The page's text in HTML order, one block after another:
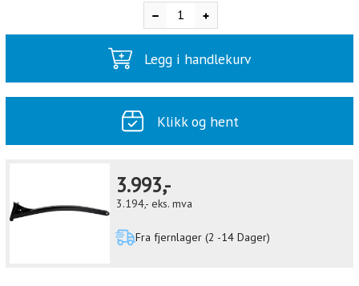
Legg i handlekurv
Klikk og hent
3.993,-
3.194,- eks. mva
Fra fjernlager (2 -14 Dager)